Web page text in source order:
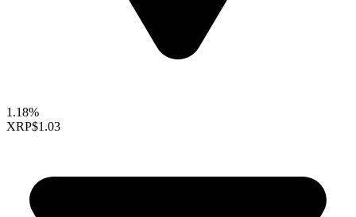
1.18%
XRP$1.03